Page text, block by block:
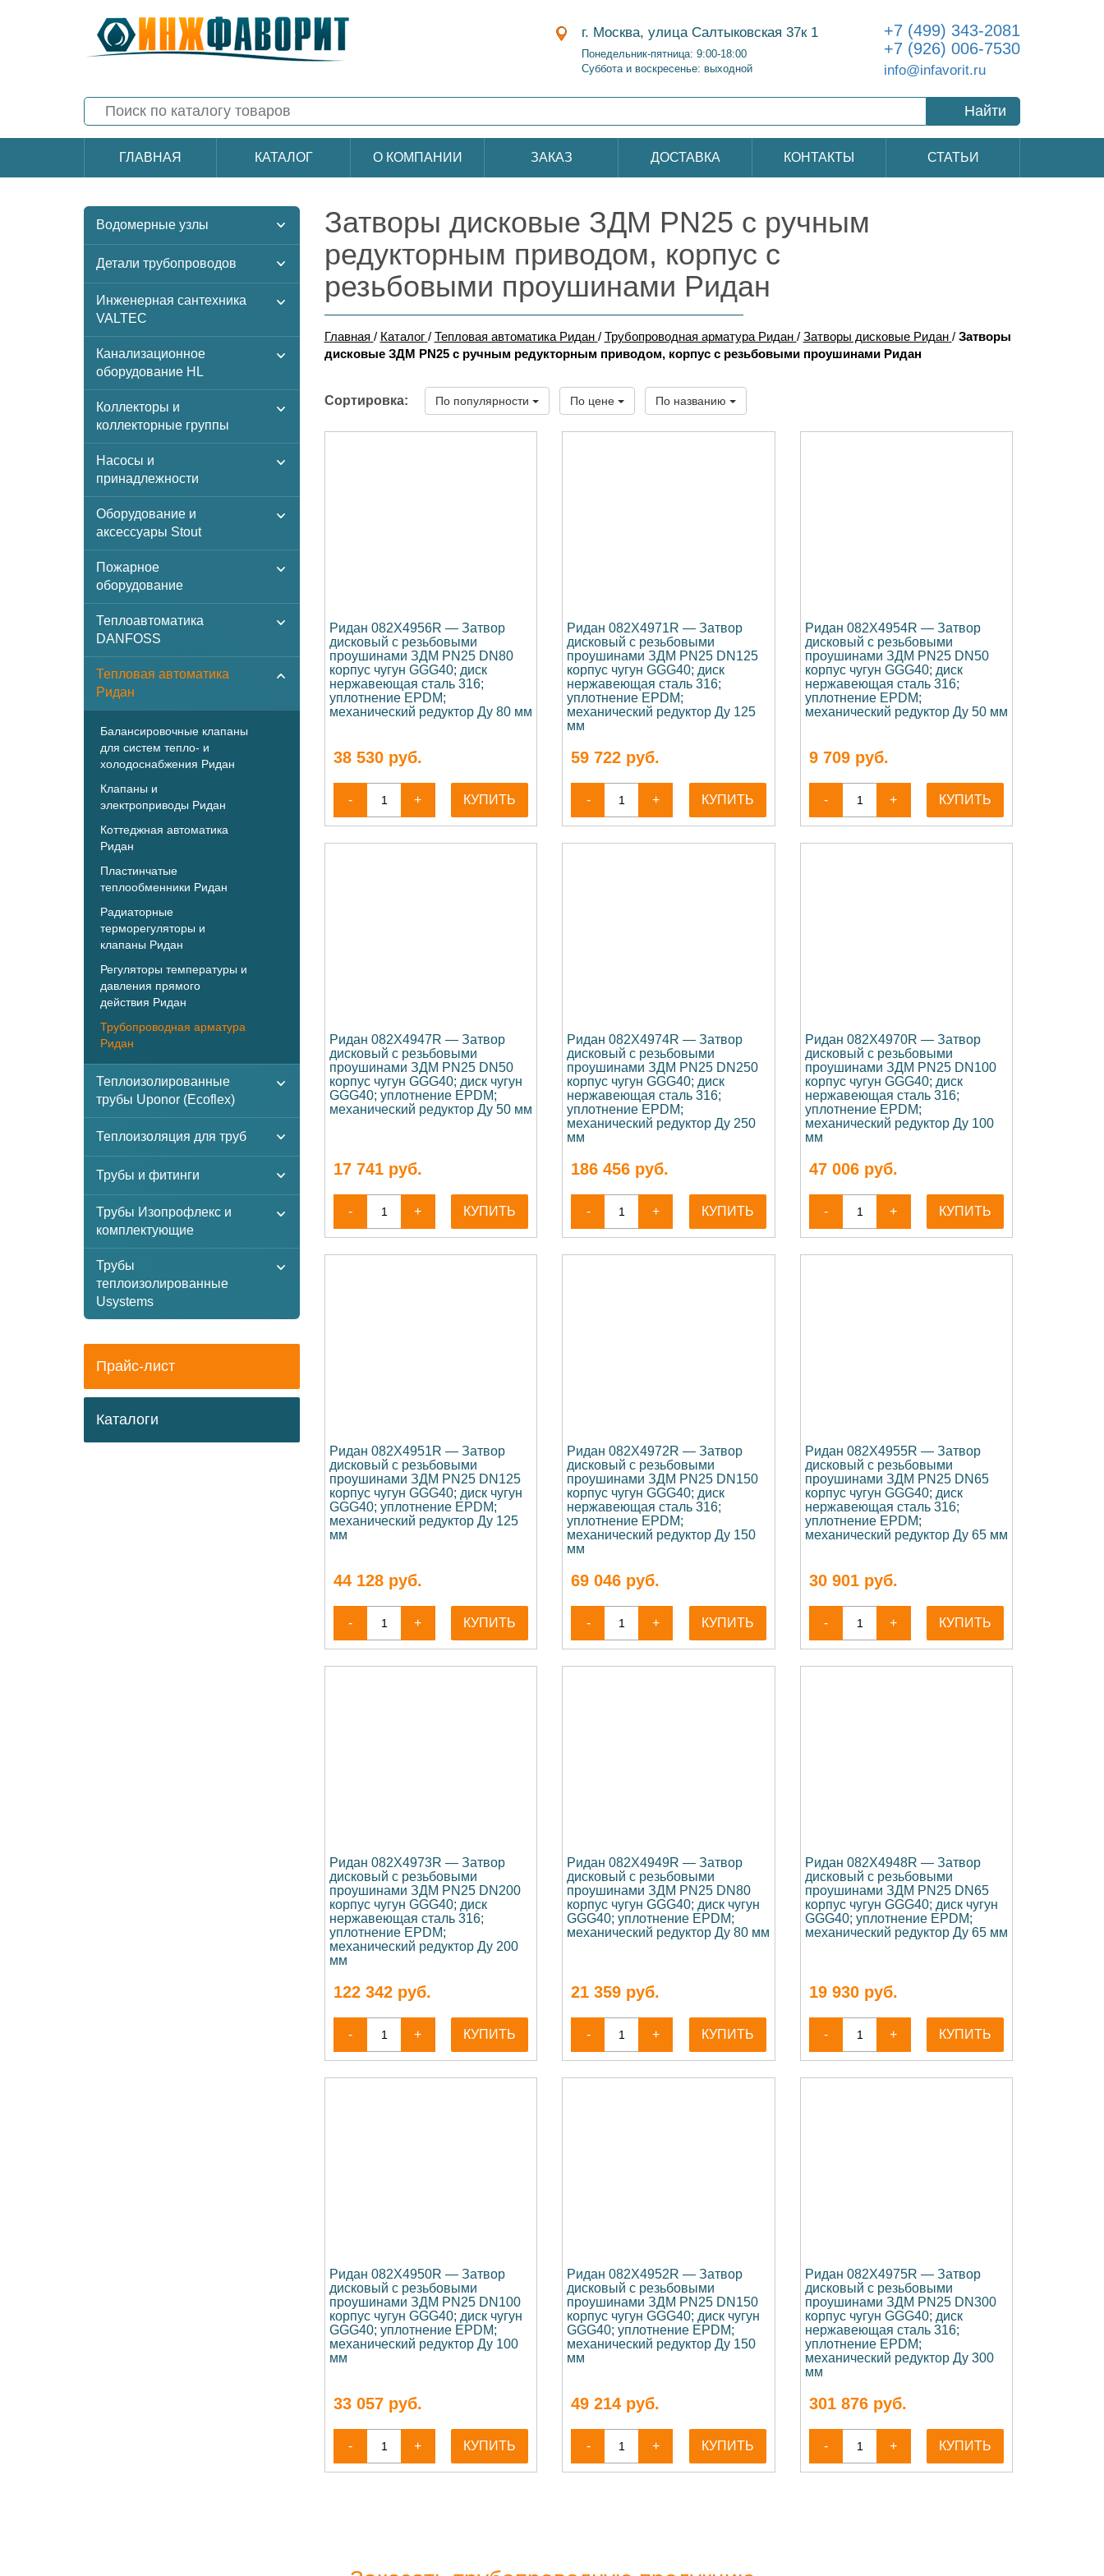
г. Москва, улица Салтыковская 37к 1
Понедельник-пятница: 9:00-18:00
Суббота и воскресенье: выходной
+7 (499) 343-2081
+7 (926) 006-7530
info@infavorit.ru
Найти
ГЛАВНАЯ КАТАЛОГ О КОМПАНИИ ЗАКАЗ ДОСТАВКА КОНТАКТЫ СТАТЬИ
Водомерные узлы
Детали трубопроводов
Инженерная сантехника
VALTEC
Канализационное
оборудование HL
Коллекторы и
коллекторные группы
Насосы и
принадлежности
Оборудование и
аксессуары Stout
Пожарное
оборудование
Теплоавтоматика
DANFOSS
Тепловая автоматика
Ридан
Балансировочные клапаны
для систем тепло- и
холодоснабжения Ридан
Клапаны и
электроприводы Ридан
Коттеджная автоматика
Ридан
Пластинчатые
теплообменники Ридан
Радиаторные
терморегуляторы и
клапаны Ридан
Регуляторы температуры и
давления прямого
действия Ридан
Трубопроводная арматура
Ридан
Теплоизолированные
трубы Uponor (Ecoflex)
Теплоизоляция для труб
Трубы и фитинги
Трубы Изопрофлекс и
комплектующие
Трубы
теплоизолированные
Usystems
Прайс-лист
Каталоги
Затворы дисковые ЗДМ PN25 с ручным
редукторным приводом, корпус с
резьбовыми проушинами Ридан
Главная / Каталог / Тепловая автоматика Ридан / Трубопроводная арматура Ридан / Затворы дисковые Ридан / Затворы
дисковые ЗДМ PN25 с ручным редукторным приводом, корпус с резьбовыми проушинами Ридан
Сортировка: По популярности По цене По названию
Ридан 082X4956R — Затвор
дисковый с резьбовыми
проушинами ЗДМ PN25 DN80
корпус чугун GGG40; диск
нержавеющая сталь 316;
уплотнение EPDM;
механический редуктор Ду 80 мм
38 530руб.
- + КУПИТЬ
Ридан 082X4971R — Затвор
дисковый с резьбовыми
проушинами ЗДМ PN25 DN125
корпус чугун GGG40; диск
нержавеющая сталь 316;
уплотнение EPDM;
механический редуктор Ду 125
мм
59 722 руб.
- + КУПИТЬ
Ридан 082X4954R — Затвор
дисковый с резьбовыми
проушинами ЗДМ PN25 DN50
корпус чугун GGG40; диск
нержавеющая сталь 316;
уплотнение EPDM;
механический редуктор Ду 50 мм
9 709руб.
- + КУПИТЬ
Ридан 082X4947R — Затвор
дисковый с резьбовыми
проушинами ЗДМ PN25 DN50
корпус чугун GGG40; диск чугун
GGG40; уплотнение EPDM;
механический редуктор Ду 50 мм
17 741руб.
- + КУПИТЬ
Ридан 082X4974R — Затвор
дисковый с резьбовыми
проушинами ЗДМ PN25 DN250
корпус чугун GGG40; диск
нержавеющая сталь 316;
уплотнение EPDM;
механический редуктор Ду 250
мм
186 456 руб.
- + КУПИТЬ
Ридан 082X4970R — Затвор
дисковый с резьбовыми
проушинами ЗДМ PN25 DN100
корпус чугун GGG40; диск
нержавеющая сталь 316;
уплотнение EPDM;
механический редуктор Ду 100
мм
47 006руб.
- + КУПИТЬ
Ридан 082X4951R — Затвор
дисковый с резьбовыми
проушинами ЗДМ PN25 DN125
корпус чугун GGG40; диск чугун
GGG40; уплотнение EPDM;
механический редуктор Ду 125
мм
44 128руб.
- + КУПИТЬ
Ридан 082X4972R — Затвор
дисковый с резьбовыми
проушинами ЗДМ PN25 DN150
корпус чугун GGG40; диск
нержавеющая сталь 316;
уплотнение EPDM;
механический редуктор Ду 150
мм
69 046 руб.
- + КУПИТЬ
Ридан 082X4955R — Затвор
дисковый с резьбовыми
проушинами ЗДМ PN25 DN65
корпус чугун GGG40; диск
нержавеющая сталь 316;
уплотнение EPDM;
механический редуктор Ду 65 мм
30 901руб.
- + КУПИТЬ
Ридан 082X4973R — Затвор
дисковый с резьбовыми
проушинами ЗДМ PN25 DN200
корпус чугун GGG40; диск
нержавеющая сталь 316;
уплотнение EPDM;
механический редуктор Ду 200
мм
122 342руб.
- + КУПИТЬ
Ридан 082X4949R — Затвор
дисковый с резьбовыми
проушинами ЗДМ PN25 DN80
корпус чугун GGG40; диск чугун
GGG40; уплотнение EPDM;
механический редуктор Ду 80 мм
21 359 руб.
- + КУПИТЬ
Ридан 082X4948R — Затвор
дисковый с резьбовыми
проушинами ЗДМ PN25 DN65
корпус чугун GGG40; диск чугун
GGG40; уплотнение EPDM;
механический редуктор Ду 65 мм
19 930руб.
- + КУПИТЬ
Ридан 082X4950R — Затвор
дисковый с резьбовыми
проушинами ЗДМ PN25 DN100
корпус чугун GGG40; диск чугун
GGG40; уплотнение EPDM;
механический редуктор Ду 100
мм
33 057руб.
- + КУПИТЬ
Ридан 082X4952R — Затвор
дисковый с резьбовыми
проушинами ЗДМ PN25 DN150
корпус чугун GGG40; диск чугун
GGG40; уплотнение EPDM;
механический редуктор Ду 150
мм
49 214 руб.
- + КУПИТЬ
Ридан 082X4975R — Затвор
дисковый с резьбовыми
проушинами ЗДМ PN25 DN300
корпус чугун GGG40; диск
нержавеющая сталь 316;
уплотнение EPDM;
механический редуктор Ду 300
мм
301 876руб.
- + КУПИТЬ